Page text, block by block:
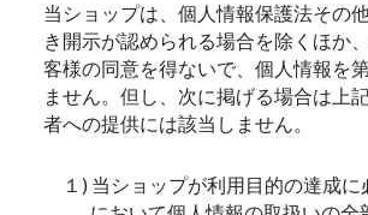
当ショップは、個人情報保護法その
き開示が認められる場合を除くほか
客様の同意を得ないで、個人情報を
ません。但し、次に掲げる場合は上
者への提供には該当しません。
１) 当ショップが利用目的の達成